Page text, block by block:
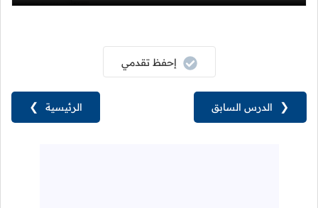
الرئيسية ❯
إحفظ تقدمي
❮ الدرس السابق